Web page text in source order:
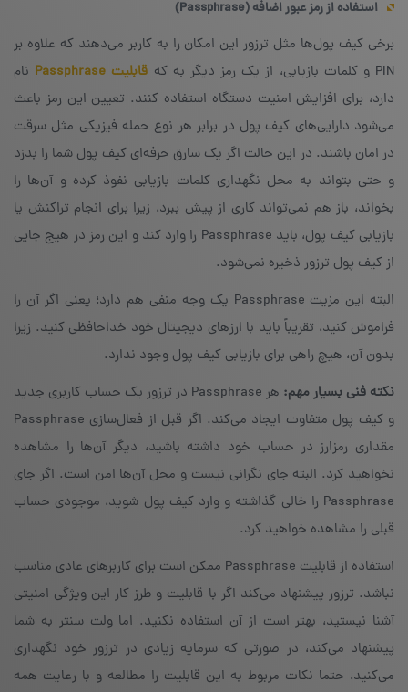
استفاده از رمز عبور اضافه (Passphrase
)
برخی کیف پول‌ها مثل ترزور این امکان را به کاربر می‌دهند که علاوه بر
PIN و کلمات بازیابی، از یک رمز دیگر به که
قابلیت Passphrase
نام
دارد، برای افزایش امنیت دستگاه استفاده کنند. تعیین این رمز باعث
می‌شود دارایی‌های کیف پول در برابر هر نوع حمله‌ فیزیکی مثل سرقت
در امان باشند. در این حالت اگر یک سارق حرفه‌ای کیف پول شما را بدزد
و حتی بتواند به محل نگهداری کلمات بازیابی نفوذ کرده و آن‌ها را
بخواند، باز هم نمی‌تواند کاری از پیش ببرد، زیرا برای انجام تراکنش یا
بازیابی کیف پول، باید Passphrase را وارد کند و این رمز در هیج جایی
از کیف پول ترزور ذخیره نمی‌شود.
البته این مزیت Passphrase‌ یک وجه منفی هم دارد؛ یعنی اگر آن را
فراموش کنید، تقریباً باید با ارزهای دیجیتال خود خداحافظی کنید. زیرا
بدون آن، هیچ راهی برای بازیابی کیف پول وجود ندارد.
نکته فنی بسیار مهم:
هر Passphrase‌ در ترزور یک حساب کاربری جدید
مقداری رمزارز در حساب خود داشته باشید، دیگر آن‌ها را مشاهده
نخواهید کرد. البته جای نگرانی نیست و محل آن‌ها امن است. اگر جای
Passphrase را خالی گذاشته و وارد کیف پول شوید، موجودی حساب
قبلی را مشاهده خواهید کرد.
استفاده از قابلیت Passphrase‌ ممکن است برای کاربرهای عادی مناسب
نباشد. ترزور پیشنهاد می‌کند اگر با قابلیت و طرز کار این ویژگی امنیتی
آشنا نیستید، بهتر است از آن استفاده نکنید. اما ولت سنتر به شما
پیشنهاد می‌کند، در صورتی که سرمایه‌ زیادی در ترزور خود نگهداری
می‌کنید، حتما نکات مربوط به این قابلیت را مطالعه و با رعایت همه‌